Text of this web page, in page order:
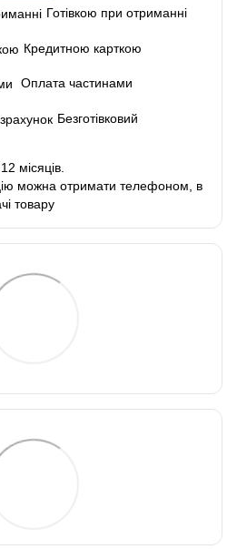
Готівкою при отриманні
Кредитною карткою
Оплата частинами
Безготівковий
місяців.
можна отримати телефоном, в
товару